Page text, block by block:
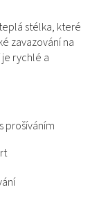
stélka, které
zavazování na
rychlé a
s prošíváním